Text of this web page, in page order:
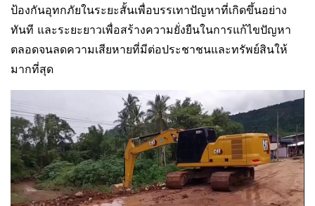
ป้องกันอุทกภัยในระยะสั้นเพื่อบรรเทาปัญหาที่เกิดขึ้นอย่าง
ทันที และระยะยาวเพื่อสร้างความยั่งยืนในการแก้ไขปัญหา
ตลอดจนลดความเสียหายที่มีต่อประชาชนและทรัพย์สินให้
มากที่สุด